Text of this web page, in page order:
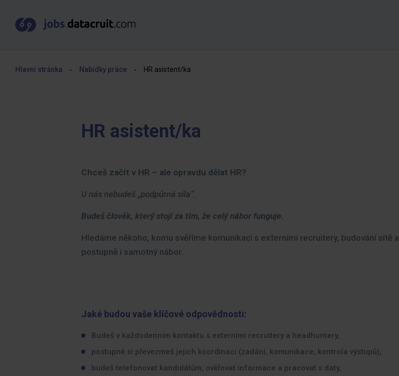
Hlavní stránka Nabídky práce HR asistent/ka
HR asistent/ka
Chceš začít v HR – ale opravdu dělat HR?
U nás nebudeš „podpůrná síla“.
Budeš člověk, který stojí za tím, že celý nábor funguje.
Hledáme někoho, komu svěříme komunikaci s externími recruitery, budování sítě a
postupně i samotný nábor.
Jaké budou vaše klíčové odpovědnosti:
Budeš v každodenním kontaktu s externími recruitery a headhuntery,
postupně si převezmeš jejich koordinaci (zadání, komunikace, kontrola výstupů),
budeš telefonovat kandidátům, ověřovat informace a pracovat s daty,